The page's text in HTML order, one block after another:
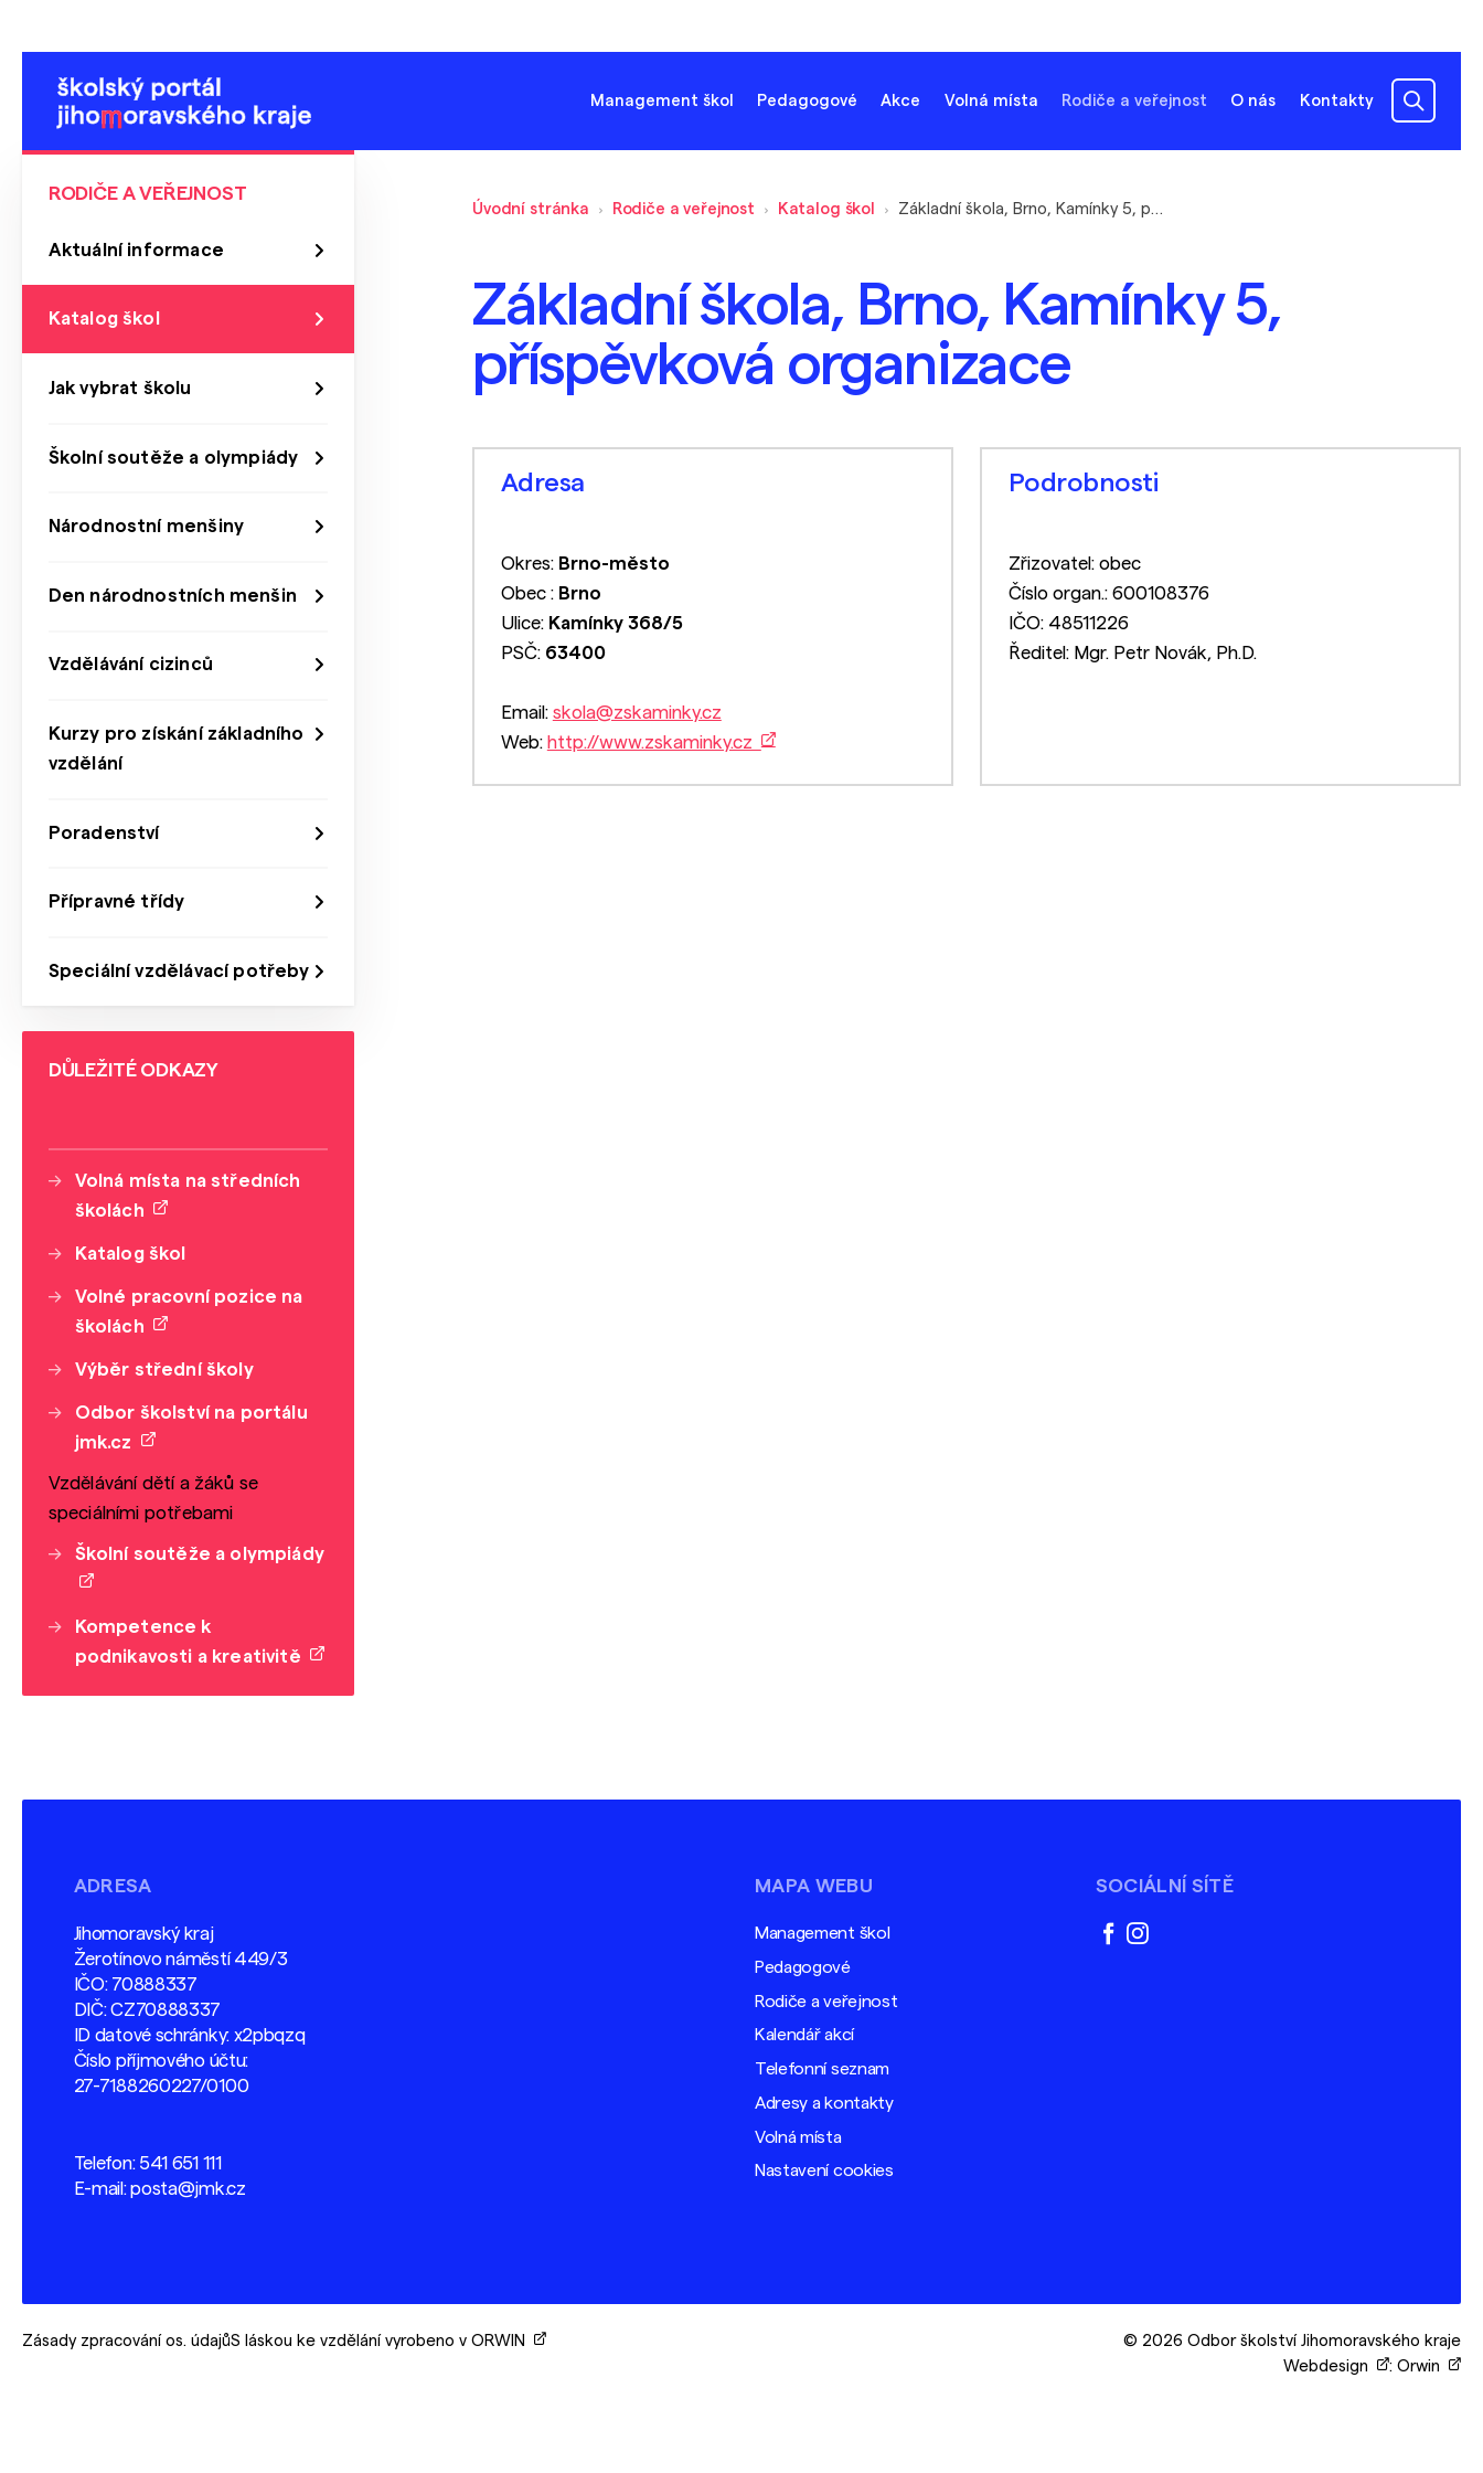
Management škol Pedagogové Akce Volná místa Rodiče a veřejnost O nás Kontakty
Úvodní stránka Rodiče a veřejnost Katalog škol Základní škola, Brno, Kamínky 5, příspěvková organizace
Základní škola, Brno, Kamínky 5,
příspěvková organizace
Adresa
Okres: Brno-město
Obec : Brno
Ulice: Kamínky 368/5
PSČ: 63400
Email: skola@zskaminky.cz
Web: http://www.zskaminky.cz
Podrobnosti
Zřizovatel: obec
Číslo organ.: 600108376
IČO: 48511226
Ředitel: Mgr. Petr Novák, Ph.D.
RODIČE A VEŘEJNOST
Aktuální informace
Katalog škol
Jak vybrat školu
Školní soutěže a olympiády
Národnostní menšiny
Den národnostních menšin
Vzdělávání cizinců
Kurzy pro získání základního
vzdělání
Poradenství
Přípravné třídy
Speciální vzdělávací potřeby
DŮLEŽITÉ ODKAZY
Volná místa na středních
školách
Katalog škol
Volné pracovní pozice na
školách
Výběr střední školy
Odbor školství na portálu
jmk.cz
Vzdělávání dětí a žáků se
speciálními potřebami
Školní soutěže a olympiády
Kompetence k
podnikavosti a kreativitě
ADRESA
Jihomoravský kraj
Žerotínovo náměstí 449/3
IČO: 70888337
DIČ: CZ70888337
ID datové schránky: x2pbqzq
Číslo příjmového účtu:
27-7188260227/0100
Telefon: 541 651 111
E-mail:posta@jmk.cz
MAPA WEBU
Management škol
Pedagogové
Rodiče a veřejnost
Kalendář akcí
Telefonní seznam
Adresy a kontakty
Volná místa
Nastavení cookies
SOCIÁLNÍ SÍTĚ
facebook
instagram
Zásady zpracování os. údajůS láskou ke vzdělání vyrobeno v ORWIN
© 2026 Odbor školství Jihomoravského kraje
Webdesign
: Orwin